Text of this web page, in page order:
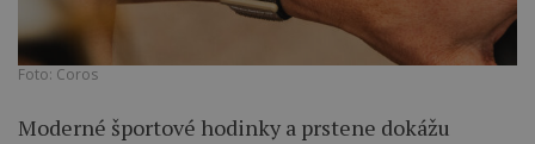
Foto: Coros
Moderné športové hodinky a prstene dokážu